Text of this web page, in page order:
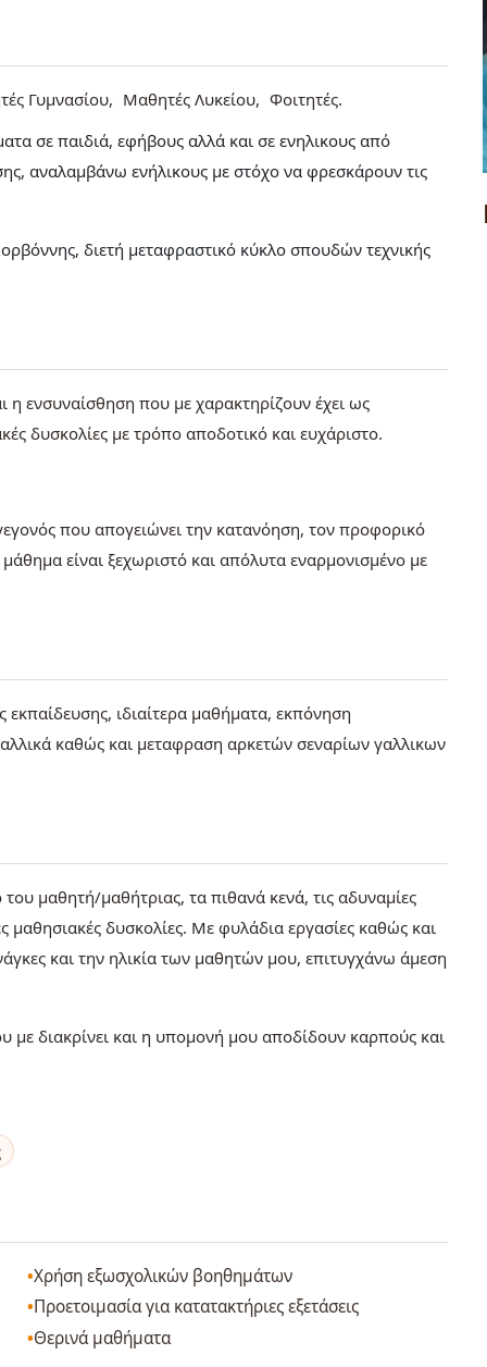
Γυμνασίου Μαθητές Λυκείου
Φοιτητές
σε παιδιά, εφήβους αλλά και σε ενηλικους από
αναλαμβάνω ενήλικους με στόχο να φρεσκάρουν τις
διετή μεταφραστικό κύκλο σπουδών τεχνικής
η ενσυναίσθηση που με χαρακτηρίζουν έχει ως
δυσκολίες με τρόπο αποδοτικό και ευχάριστο.
που απογειώνει την κατανόηση, τον προφορικό
είναι ξεχωριστό και απόλυτα εναρμονισμένο με
ιδιαίτερα μαθήματα, εκπόνηση
καθώς και μεταφραση αρκετών σεναρίων γαλλικων
μαθητή/μαθήτριας, τα πιθανά κενά, τις αδυναμίες
δυσκολίες. Με φυλάδια εργασίες καθώς και
και την ηλικία των μαθητών μου, επιτυγχάνω άμεση
διακρίνει και η υπομονή μου αποδίδουν καρπούς και
Χρήση εξωσχολικών βοηθημάτων
Προετοιμασία για κατατακτήριες εξετάσεις
Θερινά μαθήματα